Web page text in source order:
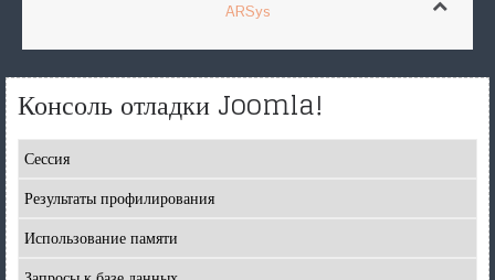
ARSys
Консоль отладки Joomla!
Сессия
Результаты профилирования
Использование памяти